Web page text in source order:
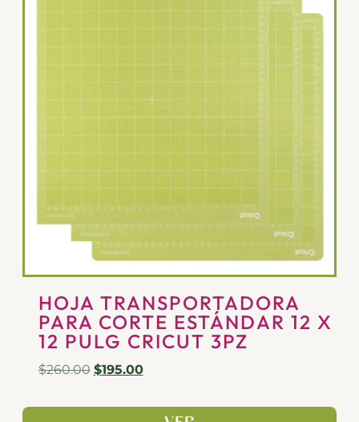
HOJA TRANSPORTADORA
PARA CORTE ESTÁNDAR 12 X
12 PULG CRICUT 3PZ
$260.00 $195.00